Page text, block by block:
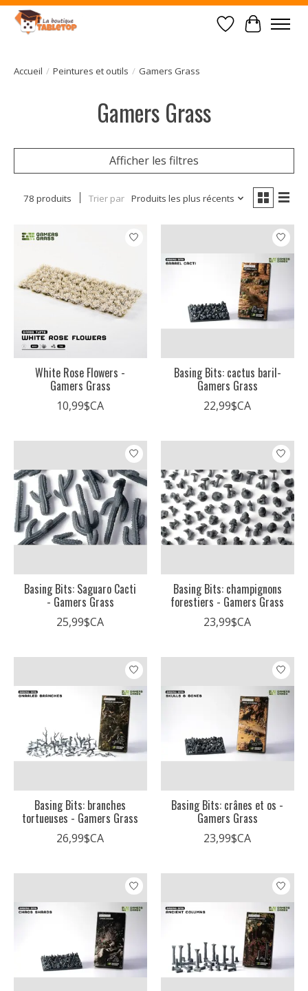
Liste dePanier
Accueil / Peintures et outils / Gamers Grass
Gamers Grass
Afficher les filtres
78 produits Trier par Produits les plus récents
White Rose Flowers -
Gamers Grass
10,99$CA
Basing Bits: cactus baril-
Gamers Grass
22,99$CA
Basing Bits: Saguaro Cacti
- Gamers Grass
25,99$CA
Basing Bits: champignons
forestiers - Gamers Grass
23,99$CA
Basing Bits: branches
tortueuses - Gamers Grass
26,99$CA
Basing Bits: crânes et os -
Gamers Grass
23,99$CA